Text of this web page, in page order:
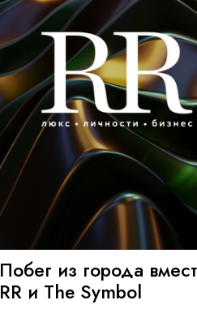
Побег из города
RR и The Symbol